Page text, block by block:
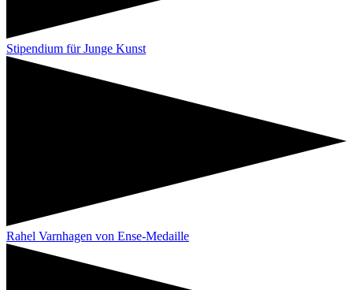
Stipendium für Junge Kunst
Rahel Varnhagen von Ense-Medaille